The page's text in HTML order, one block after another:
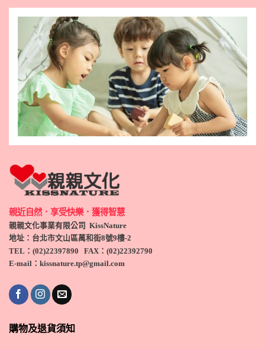
親近自然．享受快樂．獲得智慧
親親文化事業有限公司 KissNature
地址：台北市文山區萬和街8號9樓-2
TEL ：(02)22397890 FAX：(02)22392790
E-mail：kissnature.tp@gmail.com
購物及退貨須知